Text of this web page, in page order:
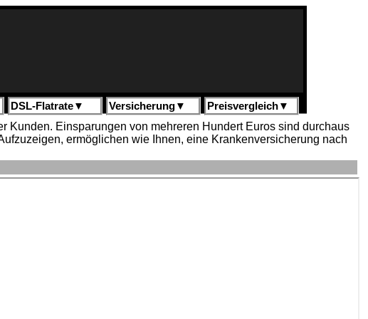
DSL-Flatrate▼ Versicherung▼ Preisvergleich▼
Kunden. Einsparungen von mehreren Hundert Euros sind durchaus
ermöglichen wie Ihnen, eine Krankenversicherung nach